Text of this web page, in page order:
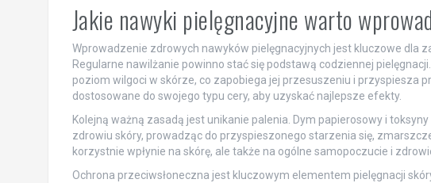
Jakie nawyki pielęgnacyjne warto
Wprowadzenie zdrowych nawyków pielęgnacyjnych jest kluczowe dla
Regularne nawilżanie powinno stać się podstawą codziennej
poziom wilgoci w skórze, co zapobiega jej przesuszeniu i przyspiesza
dostosowane do swojego typu cery, aby uzyskać najlepsze efekty.
Kolejną ważną zasadą jest unikanie palenia. Dym papierosowy i
zdrowiu skóry, prowadząc do przyspieszonego starzenia się,
korzystnie wpłynie na skórę, ale także na ogólne samopoczucie i
Ochrona przeciwsłoneczna jest kluczowym elementem pielęgnacji